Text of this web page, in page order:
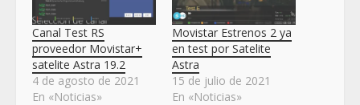
Canal Test RS
proveedor Movistar+
satelite Astra 19.2
4 de agosto de 2021
En «Noticias»
Movistar Estrenos 2 ya
en test por Satelite
Astra
15 de julio de 2021
En «Noticias»